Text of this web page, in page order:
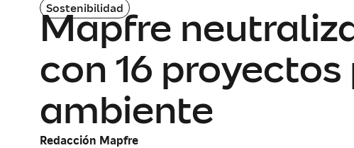
Sostenibilidad
Mapfre
con 16
ambiente
Redacción Mapfre